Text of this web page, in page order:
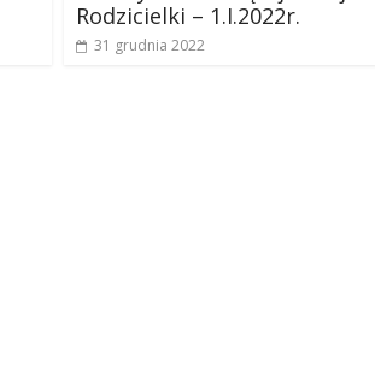
Rodzicielki – 1.I.2022r.
31 grudnia 2022